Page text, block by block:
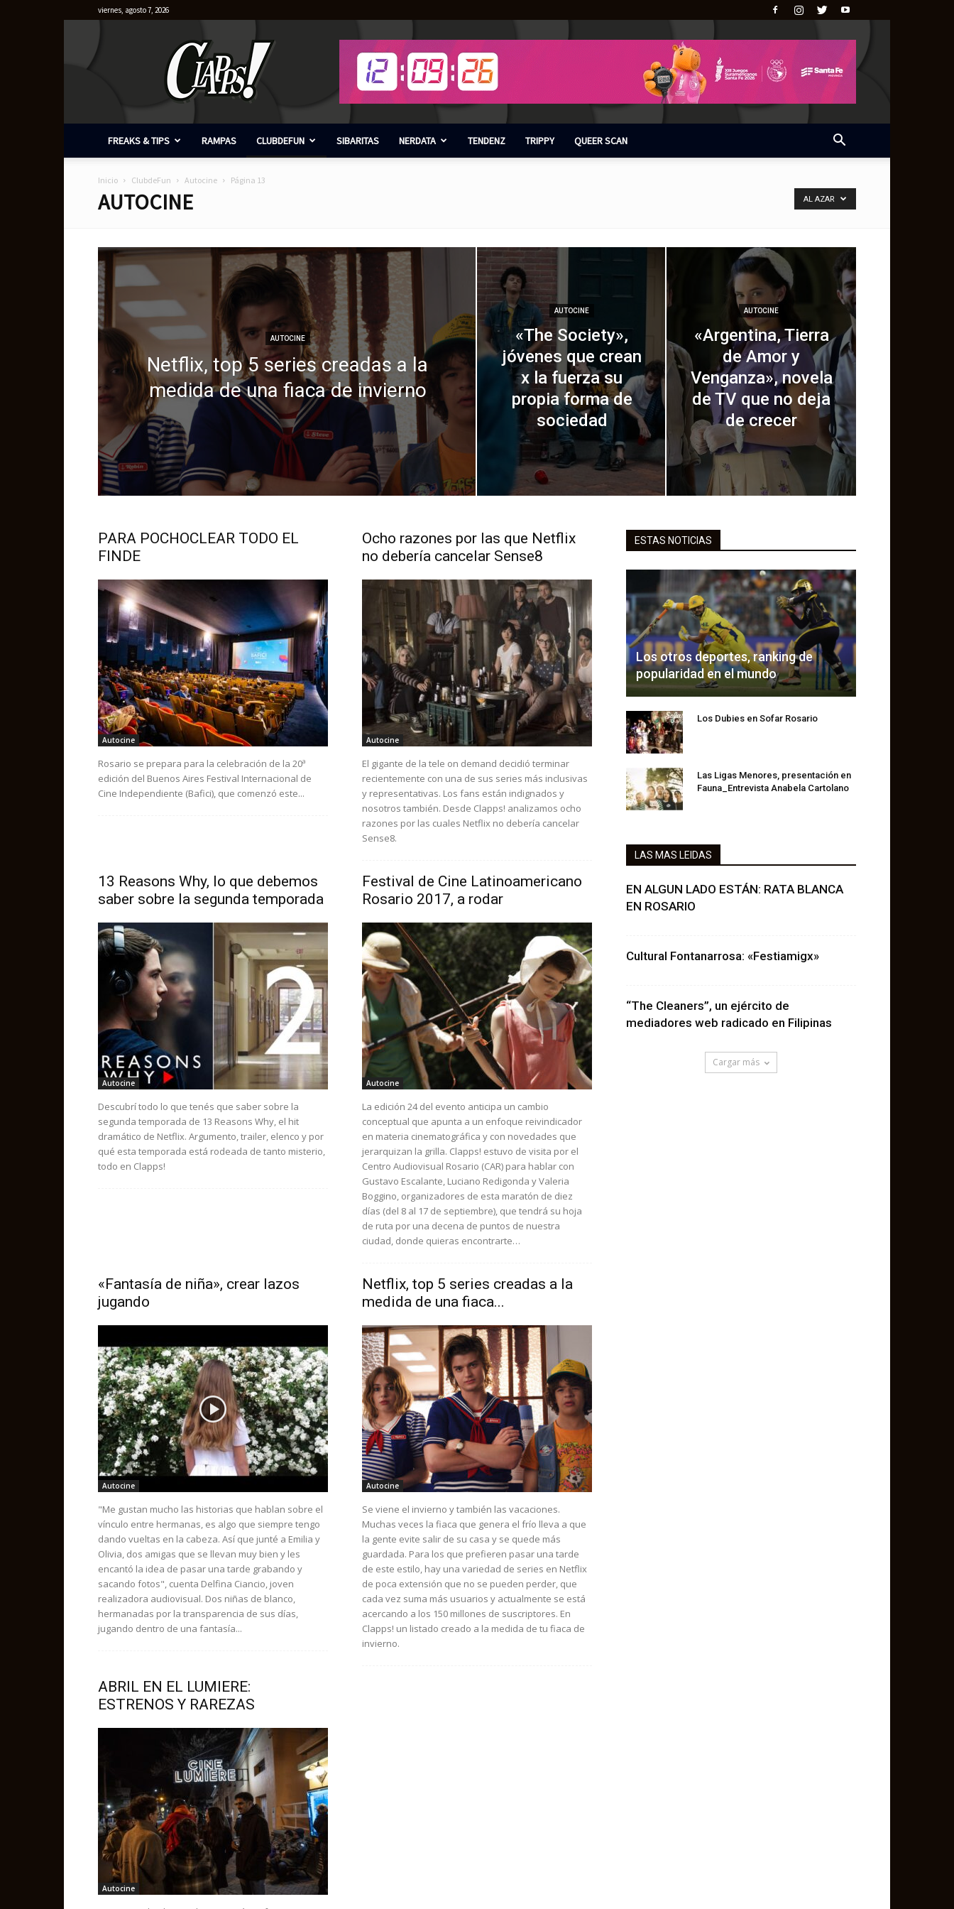
viernes, agosto 7, 2026
FREAKS & TIPS RAMPAS CLUBDEFUN SIBARITAS NERDATA TENDENZ TRIPPY QUEER SCAN
Inicio ClubdeFun Autocine Página 13
AUTOCINE AL AZAR
AUTOCINE
Netflix, top 5 series creadas a la
medida de una fiaca de invierno
AUTOCINE
«The Society»,
jóvenes que crean
x la fuerza su
propia forma de
sociedad
AUTOCINE
«Argentina, Tierra
de Amor y
Venganza», novela
de TV que no deja
de crecer
PARA POCHOCLEAR TODO EL
FINDE
Autocine
Rosario se prepara para la celebración de la 20ª
edición del Buenos Aires Festival Internacional de
Cine Independiente (Bafici), que comenzó este...
Ocho razones por las que Netflix
no debería cancelar Sense8
Autocine
El gigante de la tele on demand decidió terminar
recientemente con una de sus series más inclusivas
y representativas. Los fans están indignados y
nosotros también. Desde Clapps! analizamos ocho
razones por las cuales Netflix no debería cancelar
Sense8.
13 Reasons Why, lo que debemos
saber sobre la segunda temporada
Autocine
Descubrí todo lo que tenés que saber sobre la
segunda temporada de 13 Reasons Why, el hit
dramático de Netflix. Argumento, trailer, elenco y por
qué esta temporada está rodeada de tanto misterio,
todo en Clapps!
Festival de Cine Latinoamericano
Rosario 2017, a rodar
Autocine
La edición 24 del evento anticipa un cambio
conceptual que apunta a un enfoque reivindicador
en materia cinematográfica y con novedades que
jerarquizan la grilla. Clapps! estuvo de visita por el
Centro Audiovisual Rosario (CAR) para hablar con
Gustavo Escalante, Luciano Redigonda y Valeria
Boggino, organizadores de esta maratón de diez
días (del 8 al 17 de septiembre), que tendrá su hoja
de ruta por una decena de puntos de nuestra
ciudad, donde quieras encontrarte…
«Fantasía de niña», crear lazos
jugando
Autocine
"Me gustan mucho las historias que hablan sobre el
vínculo entre hermanas, es algo que siempre tengo
dando vueltas en la cabeza. Así que junté a Emilia y
Olivia, dos amigas que se llevan muy bien y les
encantó la idea de pasar una tarde grabando y
sacando fotos", cuenta Delfina Ciancio, joven
realizadora audiovisual. Dos niñas de blanco,
hermanadas por la transparencia de sus días,
jugando dentro de una fantasía...
Netflix, top 5 series creadas a la
medida de una fiaca...
Autocine
Se viene el invierno y también las vacaciones.
Muchas veces la fiaca que genera el frío lleva a que
la gente evite salir de su casa y se quede más
guardada. Para los que prefieren pasar una tarde
de este estilo, hay una variedad de series en Netflix
de poca extensión que no se pueden perder, que
cada vez suma más usuarios y actualmente se está
acercando a los 150 millones de suscriptores. En
Clapps! un listado creado a la medida de tu fiaca de
invierno.
ABRIL EN EL LUMIERE:
ESTRENOS Y RAREZAS
Autocine
ESTAS NOTICIAS
Los otros deportes, ranking de
popularidad en el mundo
Los Dubies en Sofar Rosario
Las Ligas Menores, presentación en
Fauna_Entrevista Anabela Cartolano
LAS MAS LEIDAS
EN ALGUN LADO ESTÁN: RATA BLANCA
EN ROSARIO
Cultural Fontanarrosa: «Festiamigx»
“The Cleaners”, un ejército de
mediadores web radicado en Filipinas
Cargar más